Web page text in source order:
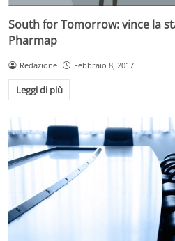
South for Tomorrow: vince la
Pharmap
Redazione Febbraio 8, 2017
Leggi di più